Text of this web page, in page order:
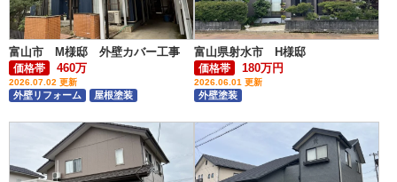
富山市 M様邸 外壁カバー工事
価格帯 460万
2026.07.02 更新
外壁リフォーム 屋根塗装
富山県射水市 H様邸
価格帯 180万円
2026.06.01 更新
外壁塗装